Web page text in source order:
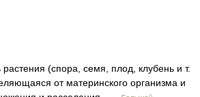
(спора, семя, плод, клубень и т.
от материнского организма и